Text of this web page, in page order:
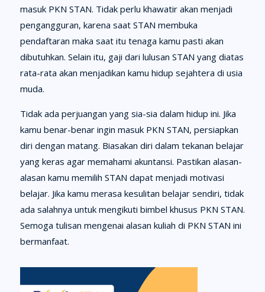
masuk PKN STAN. Tidak perlu khawatir akan menjadi
pengangguran, karena saat STAN membuka
pendaftaran maka saat itu tenaga kamu pasti akan
dibutuhkan. Selain itu, gaji dari lulusan STAN yang diatas
rata-rata akan menjadikan kamu hidup sejahtera di usia
muda.
Tidak ada perjuangan yang sia-sia dalam hidup ini. Jika
kamu benar-benar ingin masuk PKN STAN, persiapkan
diri dengan matang. Biasakan diri dalam tekanan belajar
yang keras agar memahami akuntansi. Pastikan alasan-
alasan kamu memilih STAN dapat menjadi motivasi
belajar. Jika kamu merasa kesulitan belajar sendiri, tidak
ada salahnya untuk mengikuti bimbel khusus PKN STAN.
Semoga tulisan mengenai alasan kuliah di PKN STAN ini
bermanfaat.